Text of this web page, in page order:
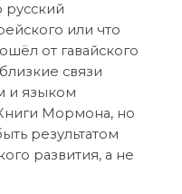
русский
или что
от гавайского
связи
и языком
Мормона, но
результатом
развития, а не